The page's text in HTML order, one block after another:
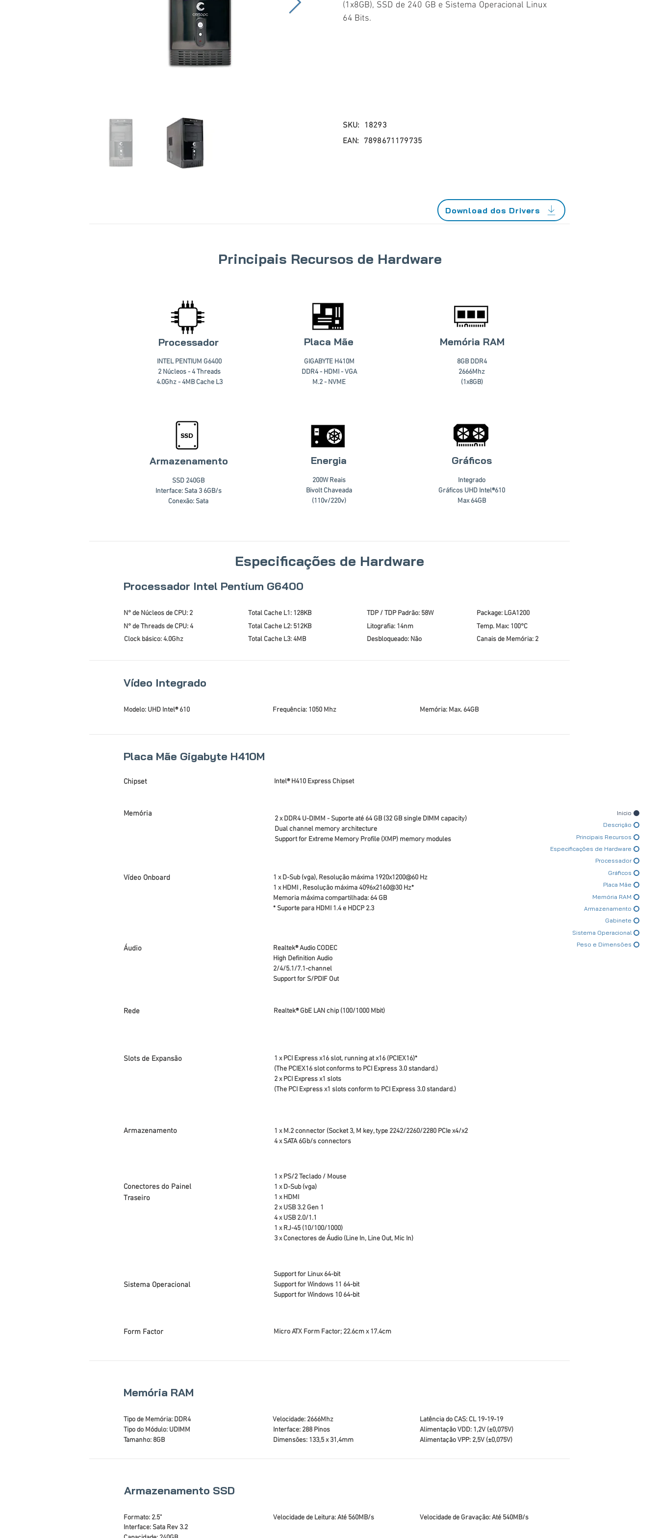
Inicio
Descrição
Principais Recursos
Especificações de Hardware
Processador
Gráficos
Placa Mãe
Memória RAM
Armazenamento
Gabinete
Sistema Operacional
Peso e Dimensões
(1x8GB), SSD de 240 GB e Sistema Operacional Linux
64 Bits.
SKU:
18293
EAN: 7898671179735
Download dos Drivers
Memória RAM
8GB DDR4
2666Mhz
(1x8GB)
Principais Recursos de Hardware
Processador
INTEL PENTIUM G6400
2 Núcleos - 4 Threads
4.0Ghz - 4MB Cache L3
Armazenamento
SSD 240GB
Interface: Sata 3 6GB/s
Conexão: Sata
Placa Mãe
GIGABYTE H410M
DDR4 - HDMI - VGA
M.2 - NVME
Energia
200W Reais
Bivolt Chaveada
(110v/220v)
Gráficos
Integrado
Gráficos UHD Intel®610
Max 64GB
Especificações de Hardware
Processador Intel Pentium G6400
N° de Núcleos de CPU: 2
N° de Threads de CPU: 4
Clock básico: 4.0Ghz
Total Cache L1: 128KB TDP / TDP Padrão: 58W
Package: LGA1200
Total Cache L2: 512KB
Total Cache L3: 4MB
Litografia: 14nm
Temp. Max: 100°C
Desbloqueado: Não
Canais de Memória: 2
Vídeo Integrado
Modelo: UHD Intel® 610 Frequência: 1050 Mhz Memória: Max. 64GB
Placa Mãe Gigabyte H410M
Chipset
Memória
Vídeo Onboard
Áudio
Rede
Slots de Expansão
Armazenamento
Conectores do Painel
Traseiro
Sistema Operacional
Form Factor
Intel® H410 Express Chipset
2 x DDR4 U-DIMM - Suporte até 64 GB (32 GB single DIMM capacity)
Dual channel memory architecture
Support for Extreme Memory Profile (XMP) memory modules
1 x D-Sub (vga), Resolução máxima 1920x1200@60 Hz
1 x HDMI , Resolução máxima 4096x2160@30 Hz*
Memoria máxima compartilhada: 64 GB
* Suporte para HDMI 1.4 e HDCP 2.3
Realtek® Audio CODEC
High Definition Audio
2/4/5.1/7.1-channel
Support for S/PDIF Out
Realtek® GbE LAN chip (100/1000 Mbit)
1 x PCI Express x16 slot, running at x16 (PCIEX16)*
(The PCIEX16 slot conforms to PCI Express 3.0 standard.)
2 x PCI Express x1 slots
(The PCI Express x1 slots conform to PCI Express 3.0 standard.)
1 x M.2 connector (Socket 3, M key, type 2242/2260/2280 PCIe x4/x2
4 x SATA 6Gb/s connectors
1 x PS/2 Teclado / Mouse
1 x D-Sub (vga)
1 x HDMI
2 x USB 3.2 Gen 1
4 x USB 2.0/1.1
1 x RJ-45 (10/100/1000)
3 x Conectores de Áudio (Line In, Line Out, Mic In)
Support for Linux 64-bit
Support for Windows 11 64-bit
Support for Windows 10 64-bit
Micro ATX Form Factor; 22.6cm x 17.4cm
Memória RAM
Tipo de Memória: DDR4
Tipo do Módulo: UDIMM
Tamanho: 8GB
Velocidade: 2666Mhz
Interface: 288 Pinos
Dimensões: 133,5 x 31,4mm
Latência do CAS: CL 19-19-19
Alimentação VDD: 1,2V (±0,075V)
Alimentação VPP: 2,5V (±0,075V)
Armazenamento SSD
Formato: 2.5"
Interface: Sata Rev 3.2
Velocidade de Leitura: Até 560MB/s Velocidade de Gravação: Até 540MB/s